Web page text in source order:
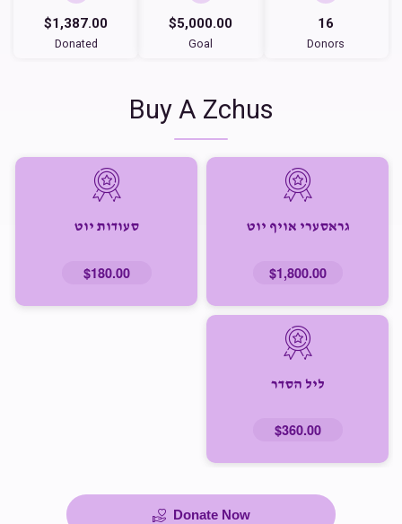
$1,387.00
Donated
$5,000.00
Goal
16
Donors
Buy A Zchus
גראסערי אויף יוט
$1,800.00
סעודות יוט
$180.00
ליל הסדר
$360.00
Donate Now